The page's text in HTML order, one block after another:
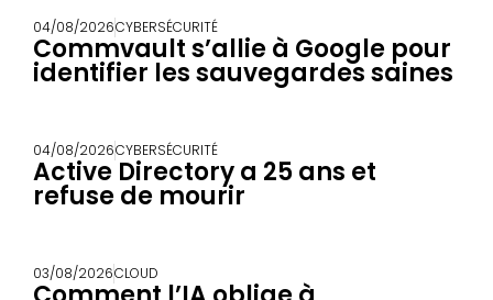
04/08/2026CYBERSÉCURITÉ
Commvault s’allie à Google pour
identifier les sauvegardes saines
04/08/2026CYBERSÉCURITÉ
Active Directory a 25 ans et
refuse de mourir
03/08/2026CLOUD